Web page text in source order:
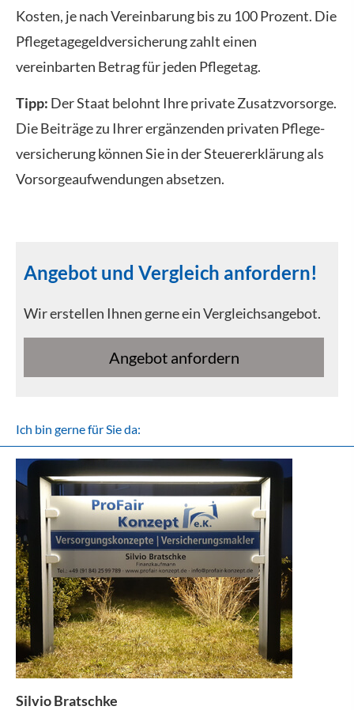
Kosten, je nach Vereinbarung bis zu 100 Prozent. Die
Pflegetagegeldversicherung zahlt einen
vereinbarten Betrag für jeden Pflegetag.
Tipp: Der Staat belohnt Ihre private Zusatzvorsorge.
Die Beiträge zu Ihrer ergänzenden privaten Pflege­
ver­si­che­rung können Sie in der Steuererklärung als
Vorsorgeaufwendungen absetzen.
Angebot und Vergleich anfordern!
Wir erstellen Ihnen gerne ein Vergleichsangebot.
An­ge­bot an­for­dern
Ich bin gerne für Sie da:
Silvio Bratschke